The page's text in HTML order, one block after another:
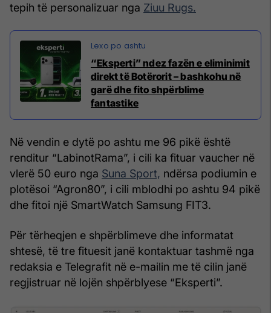
tepih të personalizuar nga Ziuu Rugs.
“Eksperti” ndez fazën e eliminimit
direkt të Botërorit – bashkohu në
garë dhe fito shpërblime
fantastike
Në vendin e dytë po ashtu me 96 pikë është
renditur “LabinotRama”, i cili ka fituar vaucher në
vlerë 50 euro nga Suna Sport, ndërsa podiumin e
plotësoi “Agron80”, i cili mblodhi po ashtu 94 pikë
dhe fitoi një SmartWatch Samsung FIT3.
Për tërheqjen e shpërblimeve dhe informatat
shtesë, të tre fituesit janë kontaktuar tashmë nga
redaksia e Telegrafit në e-mailin me të cilin janë
regjistruar në lojën shpërblyese “Eksperti”.